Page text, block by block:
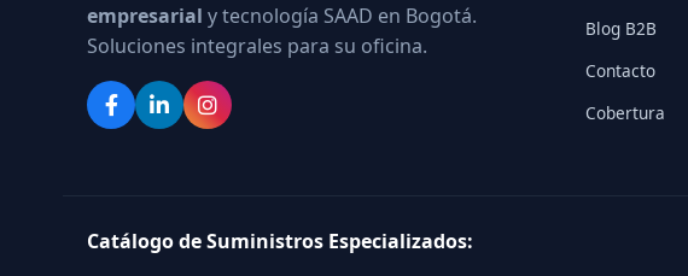
empresarial y tecnología SAAD en Bogotá.
Soluciones integrales para su oficina.
Blog B2B
Contacto
Cobertura
Catálogo de Suministros Especializados: